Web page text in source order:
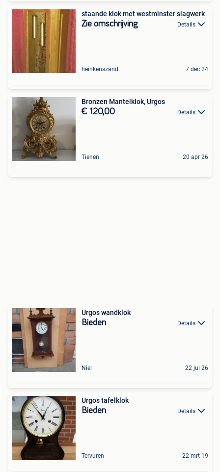
staande klok met westminster slagwerk
Zie omschrijving Details
heinkenszand 7 dec 24
Bronzen Mantelklok, Urgos
€ 120,00 Details
Tienen 20 apr 26
Urgos wandklok
Bieden Details
Niel 22 jul 26
Urgos tafelklok
Bieden Details
Tervuren 22 mrt 19